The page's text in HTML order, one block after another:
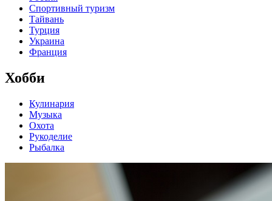
Спортивный туризм
Тайвань
Турция
Украина
Франция
Хобби
Кулинария
Музыка
Охота
Рукоделие
Рыбалка